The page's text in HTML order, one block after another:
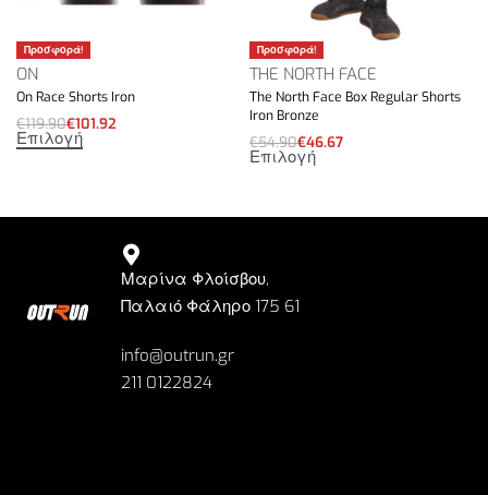
Προσφορά!
ON
On Race Shorts Iron
€119.90€101.92
Επιλογή
Προσφορά!
THE NORTH FACE
The North Face Box Regular Shorts
Iron Bronze
€54.90€46.67
Επιλογή
Μαρίνα Φλοίσβου,
Παλαιό Φάληρο 175 61
info@outrun.gr
211 0122824